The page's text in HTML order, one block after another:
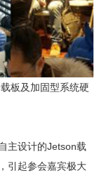
板及加固型系统硬
主设计的Jetson载
引起参会嘉宾极大